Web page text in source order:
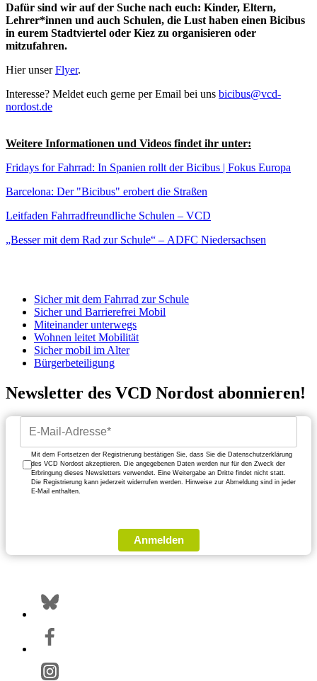
Dafür sind wir auf der Suche nach euch: Kinder, Eltern,
Lehrer*innen und auch Schulen, die Lust haben einen Bicibus
in eurem Stadtviertel oder Kiez zu organisieren oder
mitzufahren.
Hier unserFlyer.
Interesse? Meldet euch gerne per Email bei uns bicibus@vcd-
nordost.de
Weitere Informationen und Videos findet ihr unter:
Fridays for Fahrrad: In Spanien rollt der Bicibus | Fokus Europa
Barcelona: Der "Bicibus" erobert die Straßen
Leitfaden Fahrradfreundliche Schulen – VCD
„Besser mit dem Rad zur Schule“ – ADFC Niedersachsen
Sicher mit dem Fahrrad zur Schule
Sicher und Barrierefrei Mobil
Miteinander unterwegs
Wohnen leitet Mobilität
Sicher mobil im Alter
Bürgerbeteiligung
Newsletter des VCD Nordost abonnieren!
Mit dem Fortsetzen der Registrierung bestätigen Sie, dass Sie die Datenschutzerklärung
des VCD Nordost akzeptieren. Die angegebenen Daten werden nur für den Zweck der
Erbringung dieses Newsletters verwendet. Eine Weitergabe an Dritte findet nicht statt.
Die Registrierung kann jederzeit widerrufen werden. Hinweise zur Abmeldung sind in jeder
E-Mail enthalten.
Anmelden